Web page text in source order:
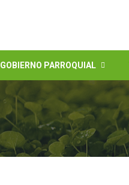
GOBIERNO PARROQUIAL